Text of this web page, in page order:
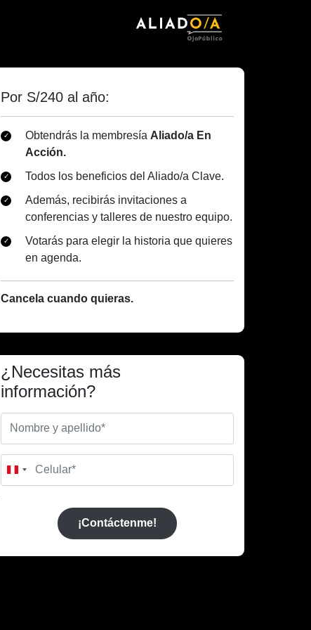
Por S/240 al año:
Obtendrás la membresía Aliado/a En
Acción.
Todos los beneficios del Aliado/a Clave.
Además, recibirás invitaciones a
conferencias y talleres de nuestro equipo.
Votarás para elegir la historia que quieres
en agenda.
Cancela cuando quieras.
¿Necesitas más
información?
Peru
¡Contáctenme!